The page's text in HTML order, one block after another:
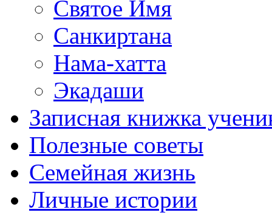
Святое Имя
Санкиртана
Нама-хатта
Экадаши
Записная книжка
Полезные советы
Семейная жизнь
Личные истории